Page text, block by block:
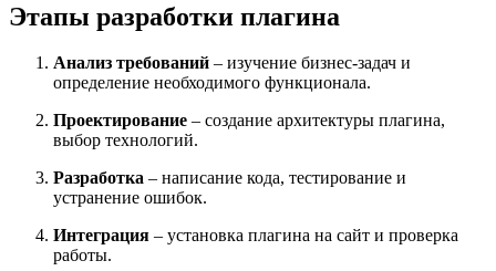
Этапы разработки плагина
Анализ требований – изучение бизнес-задач и
определение необходимого функционала.
Проектирование – создание архитектуры плагина,
выбор технологий.
Разработка – написание кода, тестирование и
устранение ошибок.
Интеграция – установка плагина на сайт и проверка
работы.